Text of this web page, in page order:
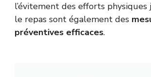
l’évitement des efforts physiques
le repas sont également des
préventives efficaces.